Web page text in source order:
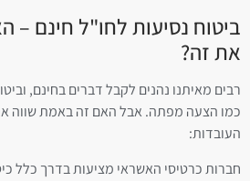
ביטוח נסיעות לחו"ל חינם –
את זה?
רבים מאיתנו נהנים לקבל דברים בחינם,
כמו הצעה מפתה. אבל האם זה באמת שווה
העובדות: